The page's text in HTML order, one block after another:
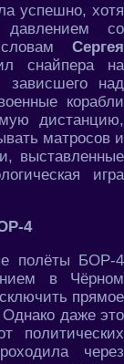
успешно, хотя
давлением со
Сергея
снайпера на
зависшего над
корабли
дистанцию,
матросов и
выставленные
игра
4
полёты БОР-4
в Чёрном
прямое
даже это
политических
через